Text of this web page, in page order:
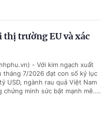
thị trường EU và xác
- Với kim ngạch xuất
tháng 7/2026 đạt con số kỷ lục
tỷ USD, ngành rau quả Việt Nam
chứng minh sức bật mạnh mẽ....